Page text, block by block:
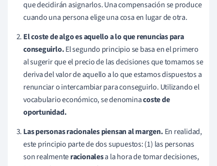
que decidirán asignarlos. Una compensación se produce
cuando una persona elige una cosa en lugar de otra.
El coste de algo es aquello a lo que renuncias para
conseguirlo.El segundo principio se basa en el primero
al sugerir que el precio de las decisiones que tomamos se
deriva del valor de aquello a lo que estamos dispuestos a
renunciar o intercambiar para conseguirlo. Utilizando el
vocabulario económico, se denominacoste de
oportunidad.
Las personas racionales piensan al margen. En realidad,
este principio parte de dos supuestos: (1) las personas
son realmenteracionalesa la hora de tomar decisiones,